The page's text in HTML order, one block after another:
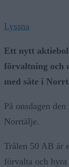
Lyssna
Ett nytt
förvaltning och
med säte i
På onsdagen
Norrtälje.
Trålen 50 AB är
förvalta och